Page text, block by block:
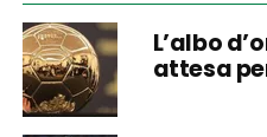
L’albo
attesa